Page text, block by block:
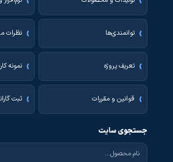
توانمندی‌ها نظرات
تعریف پروژه نمونه کار
قوانین و مقررات ثبت
جستجوی سایت